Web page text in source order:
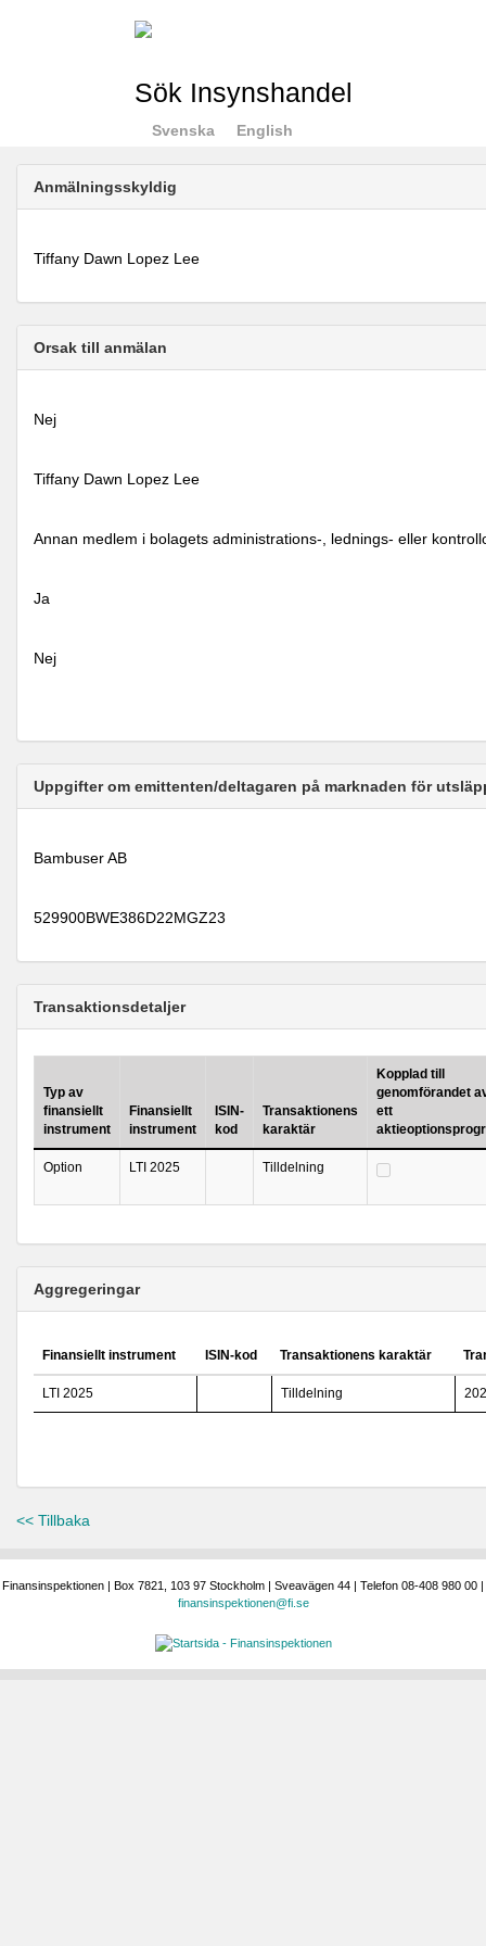
Sök Insynshandel
Svenska English
Anmälningsskyldig
Tiffany Dawn Lopez Lee
Orsak till anmälan
Nej
Tiffany Dawn Lopez Lee
Annan medlem i bolagets administrations-, lednings- eller
Ja
Nej
Uppgifter om emittenten/deltagaren på marknaden för
Bambuser AB
529900BWE386D22MGZ23
Transaktionsdetaljer
Typ av
finansiellt
instrument
Finansiellt
instrument
ISIN-
kod
Transaktionens
karaktär
Kopplad till
genomförandet
ett
Option LTI 2025 Tilldelning
Aggregeringar
Finansiellt instrument ISIN-kod Transaktionens karaktär
LTI 2025 Tilldelning
<< Tillbaka
Finansinspektionen | Box 7821, 103 97 Stockholm | Sveavägen 44 | Telefon 08-408 980 00 |
finansinspektionen@fi.se